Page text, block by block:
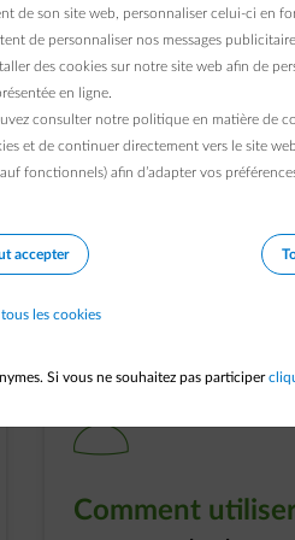
et réduisez votre facture
element-users-1
Comment utiliser
de son site web, personnaliser celui-ci en
de personnaliser nos messages
des cookies sur notre site web afin de
en ligne.
consulter notre politique en matière de
et de continuer directement vers le site
fonctionnels) afin d’adapter vos
accepter
les cookies
Si vous ne souhaitez pas participer